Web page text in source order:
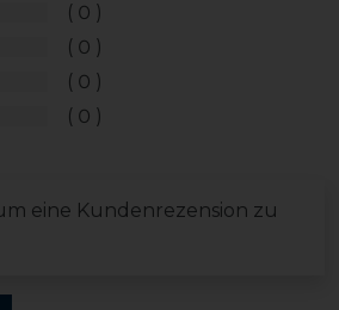
0
0
0
0
eine Kundenrezension zu